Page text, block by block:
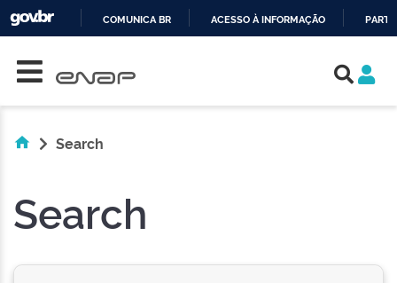
COMUNICA BR ACESSO À INFORMAÇÃO
Search
Search